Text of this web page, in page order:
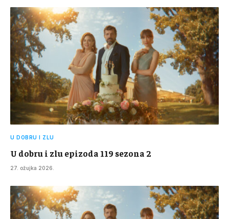
U DOBRU I ZLU
U dobru i zlu epizoda 119 sezona 2
27. ožujka 2026.